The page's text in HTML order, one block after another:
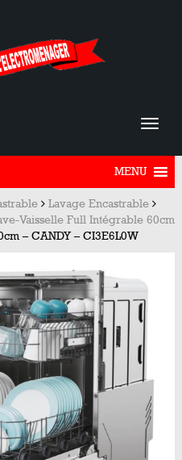
MENU
Lavage Encastrable
Vaisselle Full Intégrable 60cm
– CANDY – CI3E6L0W